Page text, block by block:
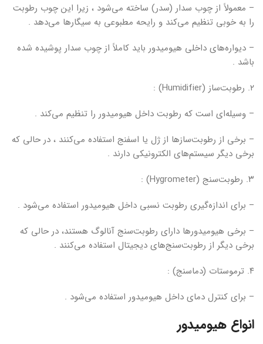
– معمولاً از چوب سدار (سدر) ساخته می‌شود ، زیرا این چوب رطوبت
را به خوبی تنظیم می‌کند و رایحه مطبوعی به سیگارها می‌دهد .
– دیواره‌های داخلی هیومیدور باید کاملاً از چوب سدار پوشیده شده
باشد .
۲. رطوبت‌ساز (Humidifier) :
– وسیله‌ای است که رطوبت داخل هیومیدور را تنظیم می‌کند .
– برخی از رطوبت‌سازها از ژل یا اسفنج استفاده می‌کنند ، در حالی که
برخی دیگر سیستم‌های الکترونیکی دارند .
۳. رطوبت‌سنج (Hygrometer) :
– برای اندازه‌گیری رطوبت نسبی داخل هیومیدور استفاده می‌شود .
– برخی هیومیدورها دارای رطوبت‌سنج آنالوگ هستند، در حالی که
برخی دیگر از رطوبت‌سنج‌های دیجیتال استفاده می‌کنند .
۴. ترموستات (دماسنج) :
– برای کنترل دمای داخل هیومیدور استفاده می‌شود .
انواع هیومیدور